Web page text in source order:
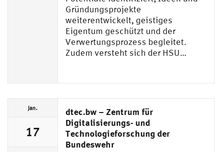
Gründungsprojekte
weiterentwickelt, geistiges
Eigentum geschützt und der
Verwertungsprozess begleitet.
Zudem versteht sich der HSU…
Jan.
17
dtec.bw – Zentrum für
Digitalisierungs- und
Technologieforschung der
Bundeswehr